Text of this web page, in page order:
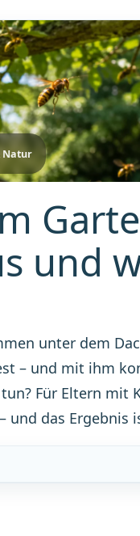
Natur
und
unter dem
– und mit ihm
Für Eltern
und das